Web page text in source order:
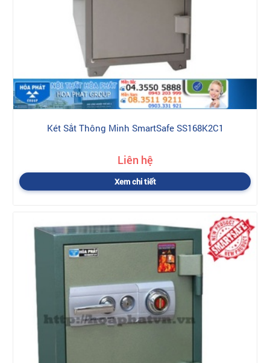
Két Sắt Thông Minh SmartSafe SS168K2C1
Liên hệ
Xem chi tiết